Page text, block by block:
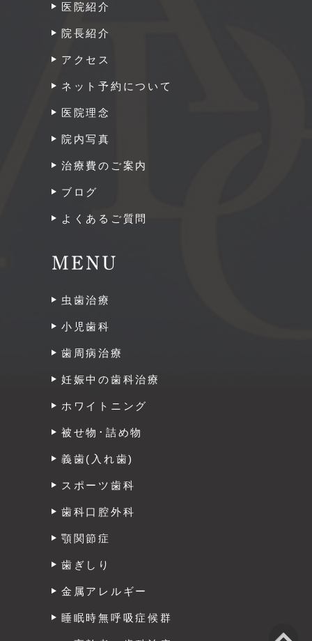
医院紹介
院長紹介
アクセス
ネット予約について
医院理念
院内写真
治療費のご案内
ブログ
よくあるご質問
MENU
虫歯治療
小児歯科
歯周病治療
妊娠中の歯科治療
ホワイトニング
被せ物･詰め物
義歯(入れ歯)
スポーツ歯科
歯科口腔外科
顎関節症
歯ぎしり
金属アレルギー
睡眠時無呼吸症候群